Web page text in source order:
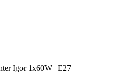
Igor 1x60W | E27